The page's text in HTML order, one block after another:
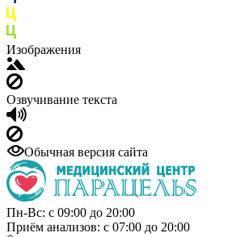
Изображения
Озвучивание текста
Обычная версия сайта
Пн-Вс: с 09:00 до 20:00
Приём анализов: с 07:00 до 20:00